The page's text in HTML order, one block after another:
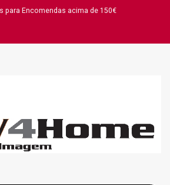
para Encomendas acima de 150€